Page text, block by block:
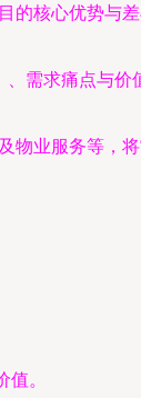
的核心优势与
需求痛点与
物业服务等，
。